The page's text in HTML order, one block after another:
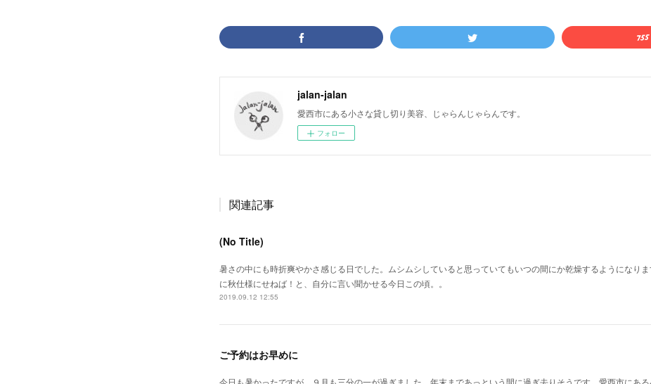
jalan-jalan
愛西市にある小さな貸し切り美容、じゃらんじゃらんです。
フォロー
関連記事
(No Title)
暑さの中にも時折爽やかさ感じる日でした。ムシムシしていると思っていてもいつの間にか乾燥するようになり
に秋仕様にせねば！と、自分に言い聞かせる今日この頃。。
2019.09.12 12:55
ご予約はお早めに
今日も暑かったですが、９月も三分の一が過ぎました。年末まであっという間に過ぎ去りそうです。愛西市にあ